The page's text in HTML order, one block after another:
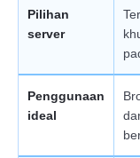
Pilihan
server
Penggunaan
ideal